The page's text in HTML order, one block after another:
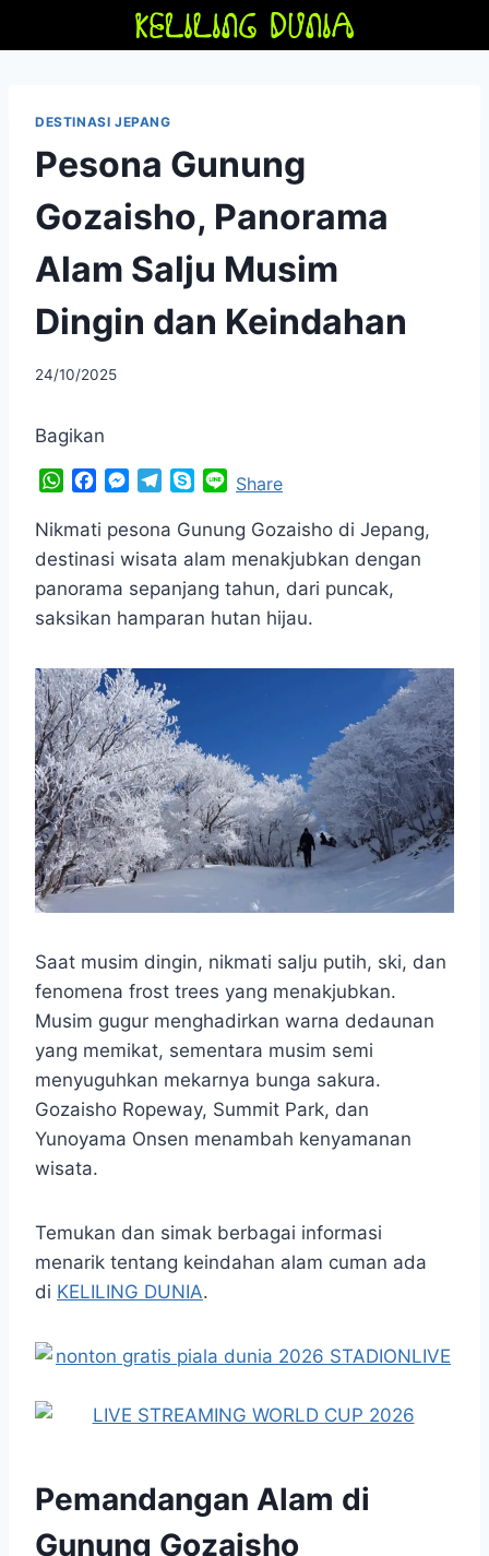
DESTINASI JEPANG
Pesona Gunung
Gozaisho, Panorama
Alam Salju Musim
Dingin dan Keindahan
By
24/10/2025
Bagikan
W
a
t
A
p
c
e
o
o
M
s
s
n
g
r
l
e
r
a
y
p
n
e
Share
Nikmati pesona Gunung Gozaisho di Jepang,
destinasi wisata alam menakjubkan dengan
panorama sepanjang tahun, dari puncak,
saksikan hamparan hutan hijau.
Saat musim dingin, nikmati salju putih, ski, dan
fenomena frost trees yang menakjubkan.
Musim gugur menghadirkan warna dedaunan
yang memikat, sementara musim semi
menyuguhkan mekarnya bunga sakura.
Gozaisho Ropeway, Summit Park, dan
Yunoyama Onsen menambah kenyamanan
wisata.
Temukan dan simak berbagai informasi
menarik tentang keindahan alam cuman ada
di KELILING DUNIA.
Pemandangan Alam di
Gunung Gozaisho